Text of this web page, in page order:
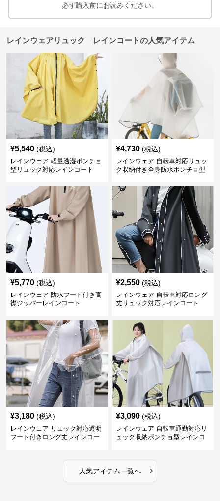
必ず購入前にお読みください。
レインウェアリュック レインコートの人気アイテム
¥5,540 (税込)
レインウェア 軽量透湿ポンチョ
型リュック対応レインコート
¥4,730 (税込)
レインウェア 自転車対応リュッ
ク収納付き全身防水ポンチョ型
¥5,770 (税込)
レインウェア 防水フード付き高
襟ジッパーレインコート
¥2,550 (税込)
レインウェア 自転車対応ロング
丈リュック対応レインコート
¥3,180 (税込)
レインウェア リュック対応透明
フード付きロング丈レインコー
¥3,090 (税込)
レインウェア 自転車通勤対応リ
ュック収納ポンチョ型レインコ
人気アイテム一覧へ ›